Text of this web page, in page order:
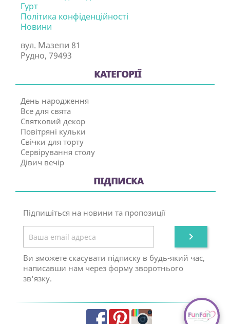
Гурт
Політика конфіденційності
Новини
вул. Мазепи 81
Рудно, 79493
КАТЕГОРІЇ
День народження
Все для свята
Святковий декор
Повітряні кульки
Свічки для торту
Сервірування столу
Дівич вечір
ПІДПИСКА
Підпишіться на новини та пропозиції

Ви зможете скасувати підписку в будь-який час,
написавши нам через форму зворотнього
зв'язку.
FacebookPinterestInstagram